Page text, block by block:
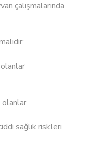
çalışmalarında
olanlar
sağlık riskleri